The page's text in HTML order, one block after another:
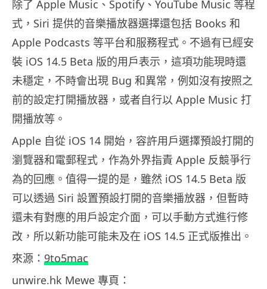
除了 Apple Music、Spotify、YouTube Music 等程
式，Siri 提供的音樂播放器選擇還包括 Books 和
Apple Podcasts 等平台和服務程式。不過有已經安
裝 iOS 14.5 Beta 版的用戶表示，這項功能現時還
未穩定，不時會出現 Bug 和異常，例如沒有按照之
前的設定打開播放器，或者自行以 Apple Music 打
開播放等。
Apple 自從 iOS 14 開始，容許用戶選擇預設打開的
瀏覽器和電郵程式，作為外界指責 Apple 反競爭行
為的回應。值得一提的是，雖然 iOS 14.5 Beta 版
可以透過 Siri 設置預設打開的音樂播放器，但暫時
還未有對應的用戶設定介面，可以手動方式進行修
改，所以新功能可能未及在 iOS 14.5 正式版推出。
來源： 9to5mac
unwire.hk Mewe 專頁：